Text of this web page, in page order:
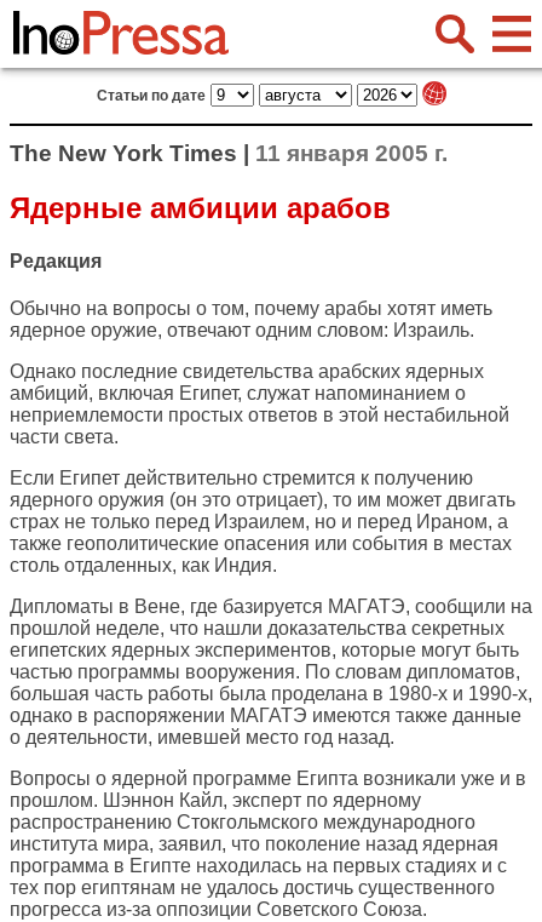
Статьи по дате
The New York Times | 11 января 2005 г.
Ядерные амбиции арабов
Редакция
Обычно на вопросы о том, почему арабы хотят иметь
ядерное оружие, отвечают одним словом: Израиль.
Однако последние свидетельства арабских ядерных
амбиций, включая Египет, служат напоминанием о
неприемлемости простых ответов в этой нестабильной
части света.
Если Египет действительно стремится к получению
ядерного оружия (он это отрицает), то им может двигать
страх не только перед Израилем, но и перед Ираном, а
также геополитические опасения или события в местах
столь отдаленных, как Индия.
Дипломаты в Вене, где базируется МАГАТЭ, сообщили на
прошлой неделе, что нашли доказательства секретных
египетских ядерных экспериментов, которые могут быть
частью программы вооружения. По словам дипломатов,
большая часть работы была проделана в 1980-х и 1990-х,
однако в распоряжении МАГАТЭ имеются также данные
о деятельности, имевшей место год назад.
Вопросы о ядерной программе Египта возникали уже и в
прошлом. Шэннон Кайл, эксперт по ядерному
распространению Стокгольмского международного
института мира, заявил, что поколение назад ядерная
программа в Египте находилась на первых стадиях и с
тех пор египтянам не удалось достичь существенного
прогресса из-за оппозиции Советского Союза.